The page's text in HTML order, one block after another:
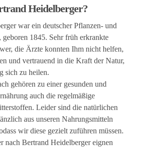
Heidelberger?
war ein deutscher Pflanzen- und
1845. Sehr früh erkrankte
die Ärzte konnten Ihm nicht helfen,
und vertrauend in die Kraft der Natur,
sich zu heilen.
gehören zu einer gesunden und
auch die regelmäßige
Leider sind die natürlichen
aus unseren Nahrungsmitteln
wir diese gezielt zuführen müssen.
nach Bertrand Heidelberger eignen